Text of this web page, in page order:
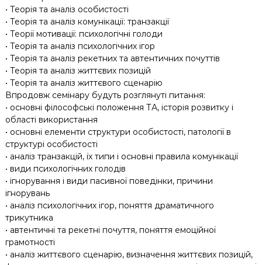
• Теорія та аналіз особистості
• Теорія та аналіз комунікації: транзакції
• Теорії мотивації: психологічні голоди
• Теорія та аналіз психологічних ігор
• Теорія та аналіз рекетних та автентичних почуттів
• Теорія та аналіз життєвих позицій
• Теорія та аналіз життєвого сценарію
Впродовж семінару будуть розглянуті питання:
• основні філософські положення ТА, історія розвитку і
області використання
• основні елементи структури особистості, патології в
структурі особистості
• аналіз транзакцій, їх типи і основні правила комунікації
• види психологічних голодів
• ігнорування і види пасивної поведінки, причини
ігнорувань
• аналіз психологічних ігор, поняття драматичного
трикутника
• автентичні та рекетні почуття, поняття емоційної
грамотності
• аналіз життєвого сценарію, визначення життєвих позицій,